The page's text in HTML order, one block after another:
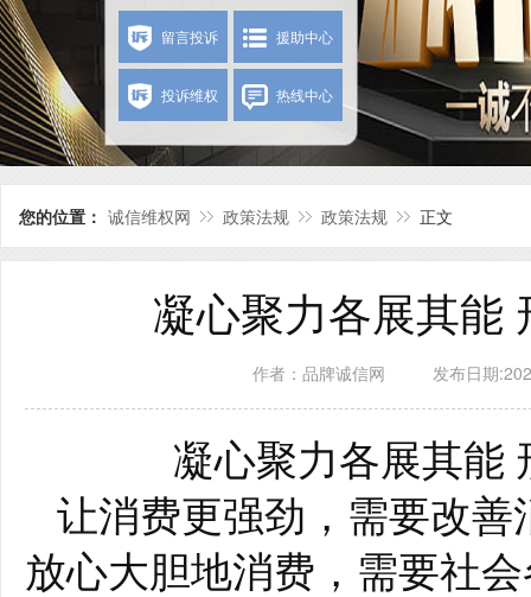
留言投诉 援助中心
投诉维权 热线中心
您的位置： 诚信维权网 政策法规 政策法规 正文
凝心聚力各展其能
作者：品牌诚信网 发布日期
凝心聚力各展其能
让消费更强劲，需要改善
放心大胆地消费，需要社